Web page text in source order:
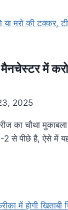
में करो
2025
का चौथा
से पीछे है, ऐसे में यह